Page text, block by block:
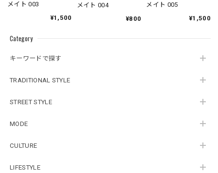
Category
キーワードで探す
TRADITIONAL STYLE
STREET STYLE
MODE
CULTURE
LIFESTYLE
メイト 003
¥1,500
メイト 004
¥800
メイト 005
¥1,500